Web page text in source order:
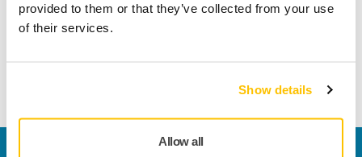
provided to them or that they’ve collected from your use
of their services.
Show details
Allow all
Leveys 18 mm